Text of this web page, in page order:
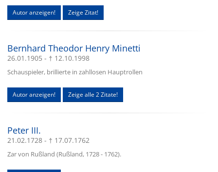
Autor anzeigen! Zeige Zitat!
Bernhard Theodor Henry Minetti
26.01.1905 - † 12.10.1998
Schauspieler, brillierte in zahllosen Hauptrollen
Autor anzeigen! Zeige alle 2 Zitate!
Peter III.
21.02.1728 - † 17.07.1762
Zar von Rußland (Rußland, 1728 - 1762).